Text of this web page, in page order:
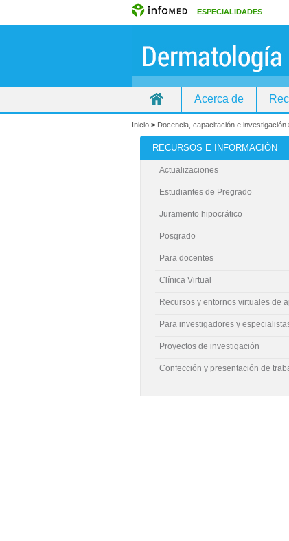
ESPECIALIDADES
Acerca de
Inicio > Docencia, capacitación e investigación
RECURSOS E INFORMACIÓN
Actualizaciones
Estudiantes de Pregrado
Juramento hipocrático
Posgrado
Para docentes
Clínica Virtual
Recursos y entornos virtuales de
Para investigadores y
Proyectos de investigación
Confección y presentación de